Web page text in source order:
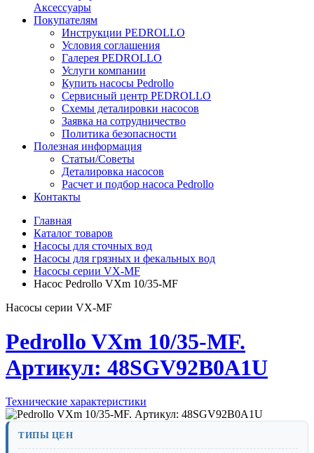
Аксессуары
Покупателям
Инструкции PEDROLLO
Условия соглашения
Галерея PEDROLLO
Услуги компании
Купить насосы Pedrollo
Сервисный центр PEDROLLO
Схемы деталировки насосов
Заявка на сотрудничество
Политика безопасности
Полезная информация
Статьи/Советы
Деталировка насосов
Расчет и подбор насоса Pedrollo
Контакты
Главная
Каталог товаров
Насосы для сточных вод
Насосы для грязных и фекальных вод
Насосы серии VX-MF
Насос Pedrollo VXm 10/35-MF
Насосы серии VX-MF
Pedrollo VXm 10/35-MF.
Артикул: 48SGV92B0A1U
Технические характеристики
ТИПЫ ЦЕН